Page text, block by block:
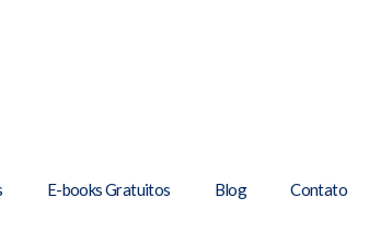
E-books Gratuitos Blog Contato